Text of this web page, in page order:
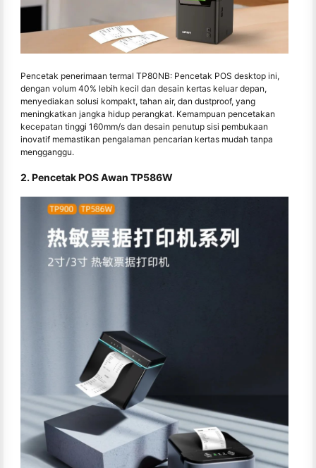
Pencetak penerimaan termal TP80NB: Pencetak POS desktop ini,
dengan volum 40% lebih kecil dan desain kertas keluar depan,
menyediakan solusi kompakt, tahan air, dan dustproof, yang
meningkatkan jangka hidup perangkat. Kemampuan pencetakan
kecepatan tinggi 160mm/s dan desain penutup sisi pembukaan
inovatif memastikan pengalaman pencarian kertas mudah tanpa
mengganggu.
2. Pencetak POS Awan TP586W